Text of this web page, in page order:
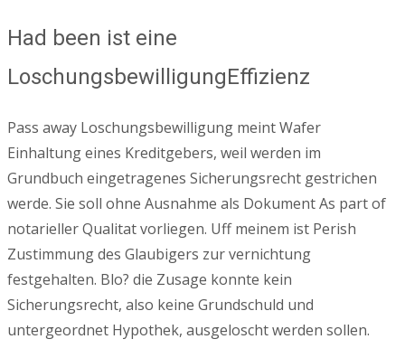
Had been ist eine
LoschungsbewilligungEffizienz
Pass away Loschungsbewilligung meint Wafer
Einhaltung eines Kreditgebers, weil werden im
Grundbuch eingetragenes Sicherungsrecht gestrichen
werde. Sie soll ohne Ausnahme als Dokument As part of
notarieller Qualitat vorliegen. Uff meinem ist Perish
Zustimmung des Glaubigers zur vernichtung
festgehalten. Blo? die Zusage konnte kein
Sicherungsrecht, also keine Grundschuld und
untergeordnet Hypothek, ausgeloscht werden sollen.